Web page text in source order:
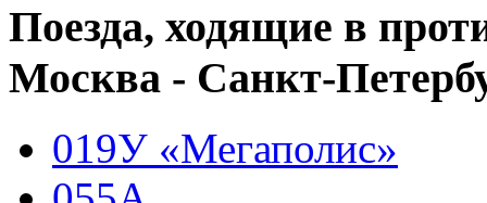
Поезда, ходящие в
Москва - Санкт-
019У «Мегаполис»